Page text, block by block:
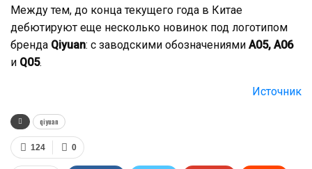
Между тем, до конца текущего года в Китае
дебютируют еще несколько новинок под логотипом
бренда Qiyuan: с заводскими обозначениями А05, А06
и Q05.
Источник
qiyuan
0
124